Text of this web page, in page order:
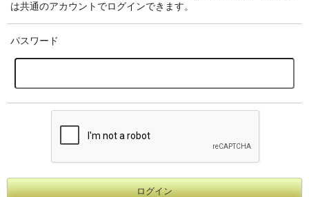
は共通のアカウントでログインできます。
パスワード